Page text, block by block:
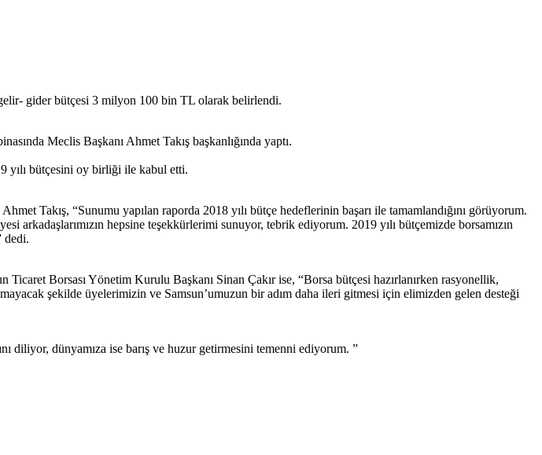
gelir- gider bütçesi 3 milyon 100 bin TL olarak belirlendi.
Meclis Başkanı Ahmet Takış başkanlığında yaptı.
yılı bütçesini oy birliği ile kabul etti.
Takış, “Sunumu yapılan raporda 2018 yılı bütçe hedeflerinin başarı ile tamamlandığını görüyorum.
arkadaşlarımızın hepsine teşekkürlerimi sunuyor, tebrik ediyorum. 2019 yılı bütçemizde borsamızın
dedi.
Ticaret Borsası Yönetim Kurulu Başkanı Sinan Çakır ise, “Borsa bütçesi hazırlanırken rasyonellik,
şekilde üyelerimizin ve Samsun’umuzun bir adım daha ileri gitmesi için elimizden gelen desteği
diliyor, dünyamıza ise barış ve huzur getirmesini temenni ediyorum. ”